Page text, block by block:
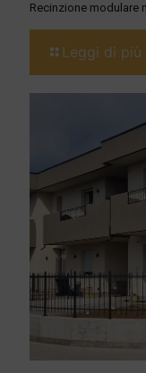
Recinzione modulare
Leggi di più